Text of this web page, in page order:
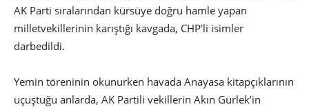
AK Parti sıralarından kürsüye doğru hamle yapan
milletvekillerinin karıştığı kavgada, CHP’li isimler
darbedildi.
Yemin töreninin okunurken havada Anayasa kitapçıklarının
uçuştuğu anlarda, AK Partili vekillerin Akın Gürlek’in